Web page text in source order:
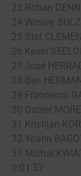
23 Rohan
24 Wesley
25 Stef
26 Kevin
27 José
28 Ben
29 Francesco
30 Daniel
31 Kristijan
32 Yoann
33 Michal
0:01:57